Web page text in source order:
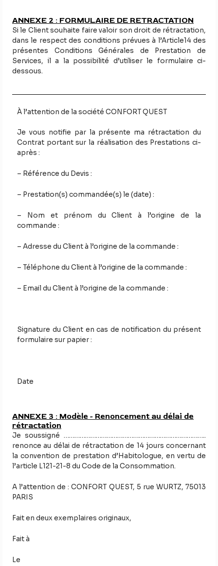
ANNEXE 2 : FORMULAIRE DE RETRACTATION
Si le Client souhaite faire valoir son droit de rétractation,
dans le respect des conditions prévues à l’Article14 des
présentes Conditions Générales de Prestation de
Services, il a la possibilité d’utiliser le formulaire ci-
dessous.
À l’attention de la société CONFORT QUEST
Je vous notifie par la présente ma rétractation du
Contrat portant sur la réalisation des Prestations ci-
après :
– Référence du Devis :
– Prestation(s) commandée(s) le (date) :
– Nom et prénom du Client à l’origine de la
commande :
– Adresse du Client à l’origine de la commande :
– Téléphone du Client à l’origine de la commande :
– Email du Client à l’origine de la commande :
Signature du Client en cas de notification du présent
formulaire sur papier :
Date
ANNEXE 3 : Modèle - Renoncement au délai de
rétractation
Je soussigné ……………………………………………………………………..
renonce au délai de rétractation de 14 jours concernant
la convention de prestation d’Habitologue, en vertu de
l’article L121-21-8 du Code de la Consommation.
A l’attention de : CONFORT QUEST, 5 rue WURTZ, 75013
PARIS
Fait en deux exemplaires originaux,
Fait à
Le